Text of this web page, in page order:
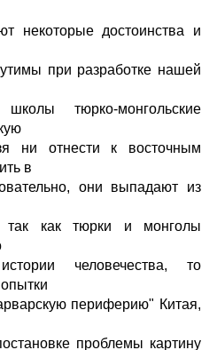
некоторые достоинства и
при разработке нашей
школы тюрко-монгольские
ни отнести к восточным
в
они выпадают из
так как тюрки и монголы
человечества, то
периферию" Китая,
проблемы картину